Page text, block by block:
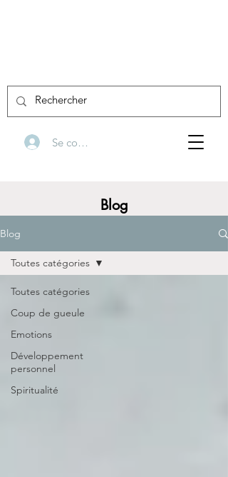
Se connecter
Blog
Blog
Toutes catégories
Coup de gueule
Emotions
Développement
personnel
Spiritualité
Toutes catégories